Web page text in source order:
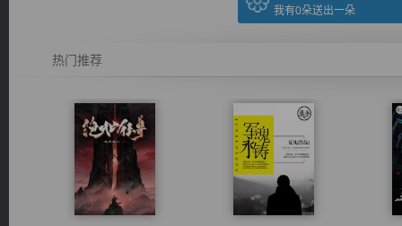
我有0朵送出一朵
热门推荐